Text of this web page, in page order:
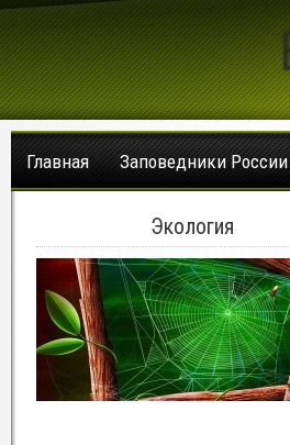
Главная Заповедники России
Экология